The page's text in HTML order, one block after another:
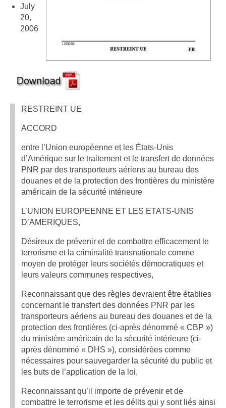
July
20,
2006
RESTREINT UE
ACCORD
entre l’Union européenne et les États-Unis
d’Amérique sur le traitement et le transfert de données
PNR par des transporteurs aériens au bureau des
douanes et de la protection des frontières du ministère
américain de la sécurité intérieure
L’UNION EUROPEENNE ET LES ETATS-UNIS
D’AMERIQUES,
Désireux de prévenir et de combattre efficacement le
terrorisme et la criminalité transnationale comme
moyen de protéger leurs sociétés démocratiques et
leurs valeurs communes respectives,
Reconnaissant que des règles devraient être établies
concernant le transfert des données PNR par les
transporteurs aériens au bureau des douanes et de la
protection des frontières (ci-après dénommé « CBP »)
du ministère américain de la sécurité intérieure (ci-
après dénommé « DHS »), considérées comme
nécessaires pour sauvegarder la sécurité du public et
les buts de l’application de la loi,
Reconnaissant qu’il importe de prévenir et de
combattre le terrorisme et les délits qui y sont liés ainsi